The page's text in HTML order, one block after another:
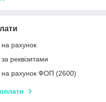
рахунок
реквізитами
рахунок ФОП (2600)